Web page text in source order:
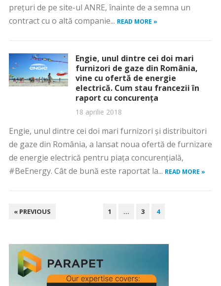
preţuri de pe site-ul ANRE, înainte de a semna un
contract cu o altă companie... READ MORE »
Engie, unul dintre cei doi mari
furnizori de gaze din România,
vine cu ofertă de energie
electrică. Cum stau francezii în
raport cu concurenţa
18 aprilie 2018
Engie, unul dintre cei doi mari furnizori şi distribuitori
de gaze din România, a lansat noua ofertă de furnizare
de energie electrică pentru piaţa concurenţială,
#BeEnergy. Cât de bună este raportat la... READ MORE »
PAGINAȚIE
« PREVIOUS 1 … 3 4